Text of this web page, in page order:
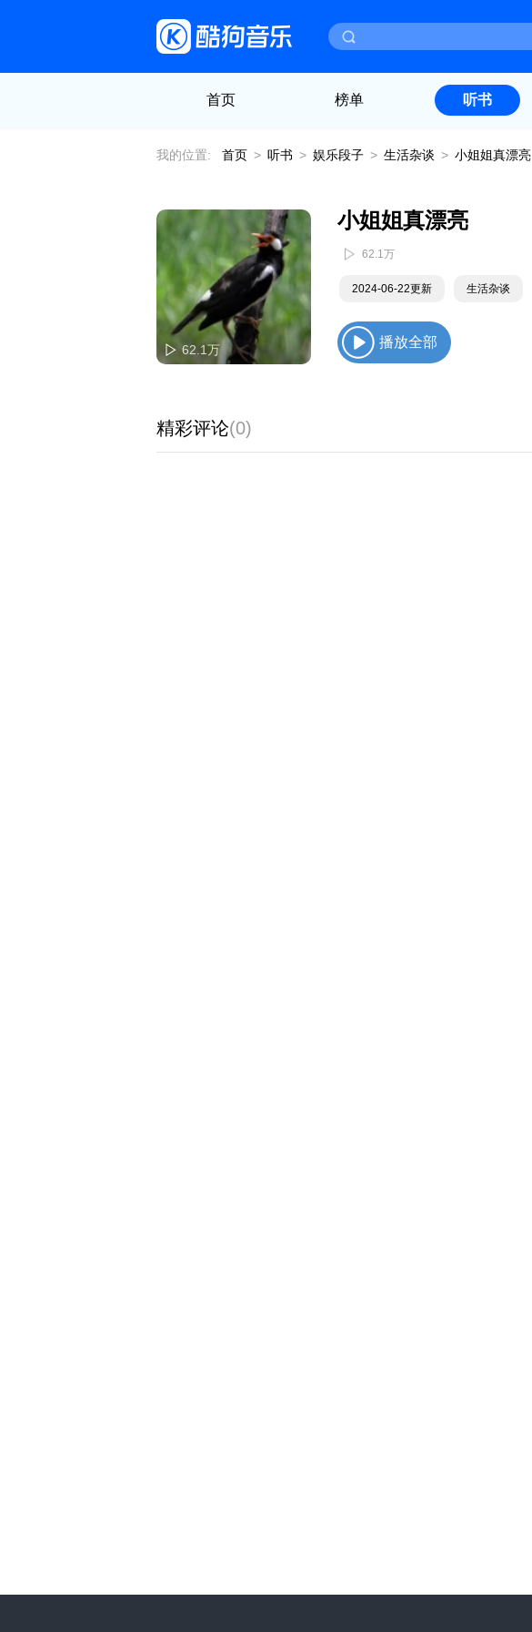
首页 榜单 听书
我的位置: 首页 > 听书 > 娱乐段子 > 生活杂谈 > 小姐姐真漂亮
62.1万
小姐姐真漂亮
62.1万
2024-06-22更新 生活杂谈
播放全部
精彩评论(0)